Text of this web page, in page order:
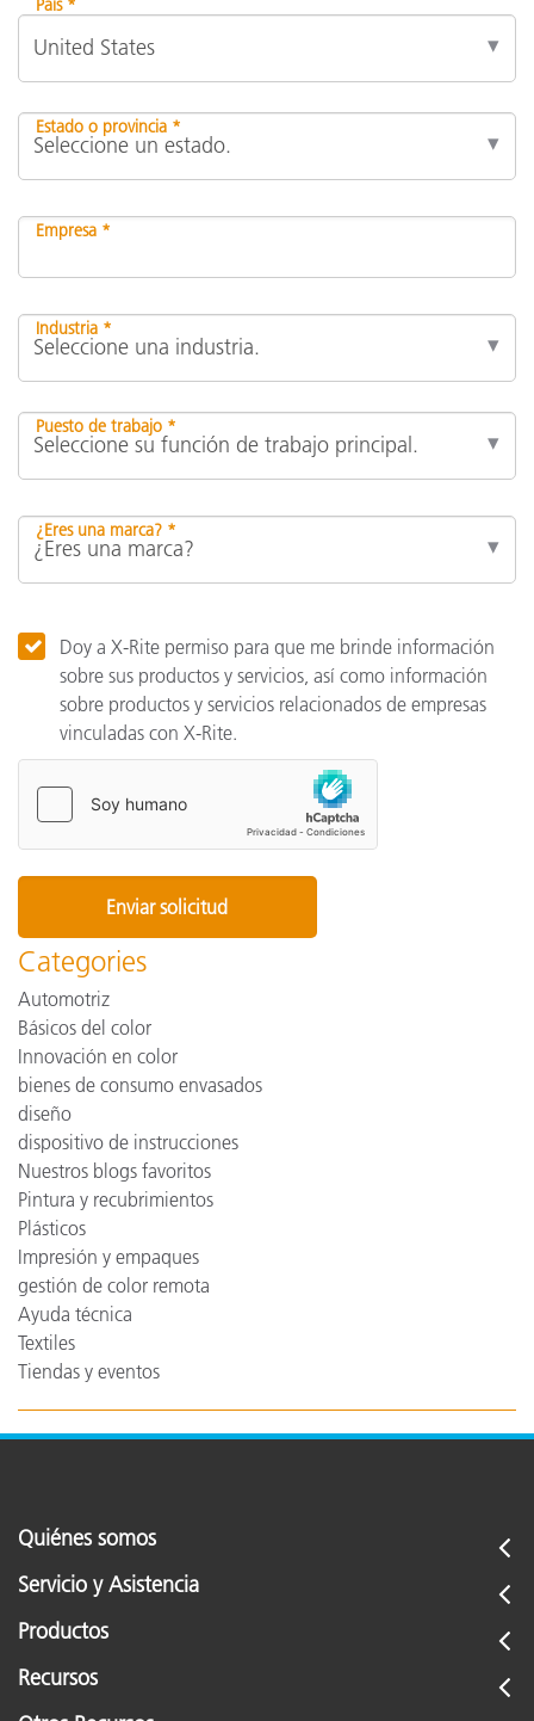
País *
Estado o provincia *
Empresa *
Industria *
Puesto de trabajo *
¿Eres una marca? *
Doy a X-Rite permiso para que me brinde información
sobre sus productos y servicios, así como información
sobre productos y servicios relacionados de empresas
vinculadas con X-Rite.
Categories
Automotriz
Básicos del color
Innovación en color
bienes de consumo envasados
diseño
dispositivo de instrucciones
Nuestros blogs favoritos
Pintura y recubrimientos
Plásticos
Impresión y empaques
gestión de color remota
Ayuda técnica
Textiles
Tiendas y eventos
Quiénes somos
Servicio y Asistencia
Productos
Recursos